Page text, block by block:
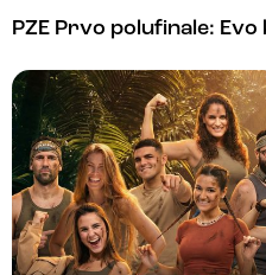
PZE Prvo polufinale: